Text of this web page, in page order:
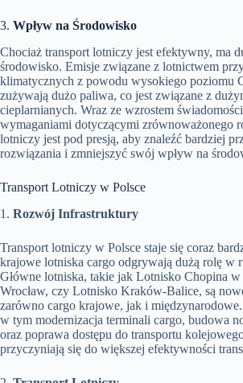
3. Wpływ na Środowisko
Chociaż transport lotniczy jest efektywny, ma
środowisko. Emisje związane z lotnictwem
klimatycznych z powodu wysokiego poziomu
zużywają dużo paliwa, co jest związane z
cieplarnianych. Wraz ze wzrostem
wymaganiami dotyczącymi zrównoważonego
lotniczy jest pod presją, aby znaleźć bardziej
rozwiązania i zmniejszyć swój wpływ na
Transport Lotniczy w Polsce
1. Rozwój Infrastruktury
Transport lotniczy w Polsce staje się coraz
krajowe lotniska cargo odgrywają dużą rolę w
Główne lotniska, takie jak Lotnisko Chopina
Wrocław, czy Lotnisko Kraków-Balice, są
zarówno cargo krajowe, jak i
w tym modernizacja terminali cargo, budowa
oraz poprawa dostępu do transportu
przyczyniają się do większej efektywności